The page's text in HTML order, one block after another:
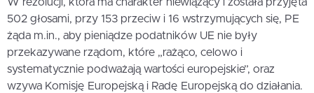
W rezolucji, która ma charakter niewiążący i została przyjęta
502 głosami, przy 153 przeciw i 16 wstrzymujących się, PE
żąda m.in., aby pieniądze podatników UE nie były
przekazywane rządom, które „rażąco, celowo i
systematycznie podważają wartości europejskie”, oraz
wzywa Komisję Europejską i Radę Europejską do działania.